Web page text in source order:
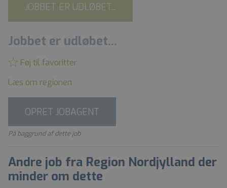
JOBBET ER UDLØBET...
Jobbet er udløbet...
Føj til favoritter
Læs om regionen
OPRET JOBAGENT
På baggrund af dette job
Andre job fra Region Nordjylland der
minder om dette